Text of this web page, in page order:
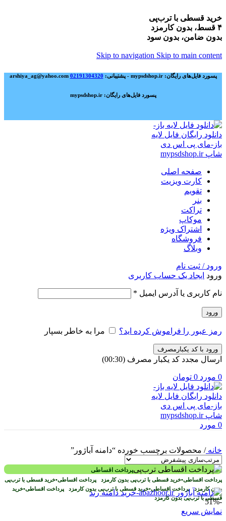
خرید قسطی با ترب‌پی
۴ قسط، بدون کارمزد
بدون ضامن، بدون سود
Skip to navigation Skip to main content
پسورد فایل‌های رایگان: mypsdshop.ir - پشتیبانی: arshiya_ag@yahoo.com 02191304320
پسورد فایل‌های رایگان: mypsdshop.ir
صفحه اصلی
کارت ویزیت
تقویم
بنر
تراکت
موکاپ
اشتراک ویژه
فروشگاه
وبلاگ
ورود / ثبت نام
ورود ایجاد یک حساب کاربری
نام کاربری یا آدرس ایمیل *
ورود
رمز عبور را فراموش کرده اید؟ مرا به خاطر بسپار
ورود با کد یکبارمصرف
ارسال مجدد کد یکبار مصرف (00:
30
)
0 مورد 0 تومان
0 مورد
خانه/ محصولات برچسب خورده “دامنه آباژور”
پرداخت اقساطی
پرداخت اقساطی•خرید قسطی با ترب‌پی بدون کارمزد پرداخت اقساطی•خرید قسطی با ترب‌پی
بدون کارمزد پرداخت اقساطی•خرید قسطی با ترب‌پی بدون کارمزد پرداخت اقساطی•خرید
قسطی با ترب‌پی بدون کارمزد
-51%
نمایش سریع